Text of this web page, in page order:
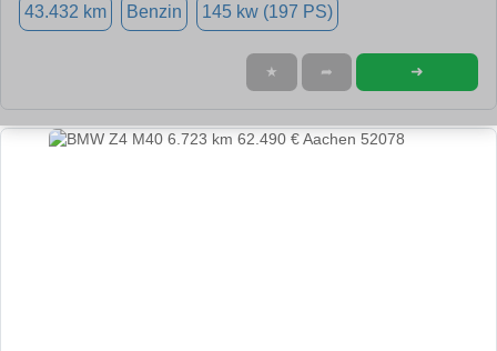
43.432 km Benzin 145 kw (197 PS)
★ ➦ ➜